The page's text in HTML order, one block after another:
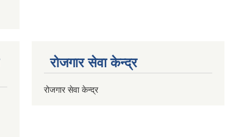
रोजगार सेवा केन्द्र
रोजगार सेवा केन्द्र